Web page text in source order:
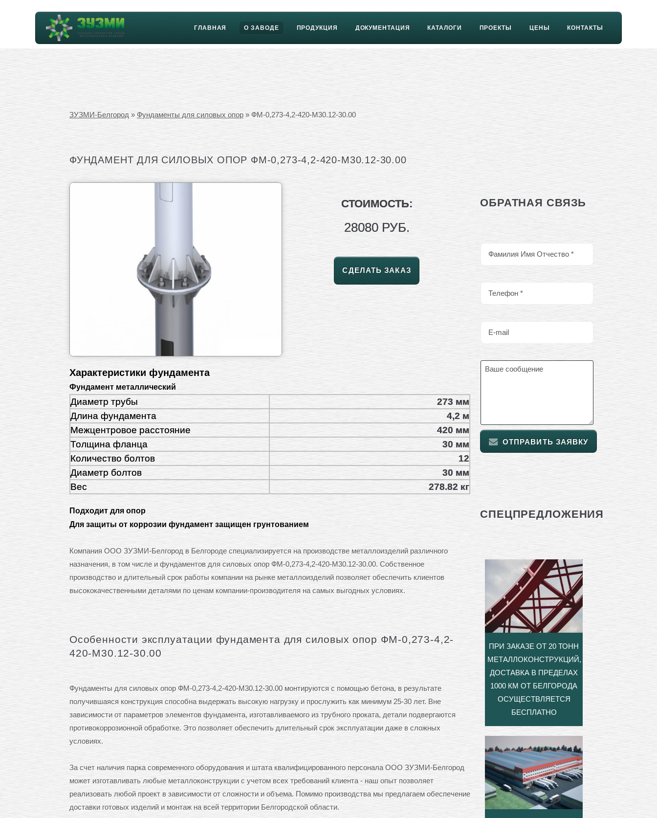
ГЛАВНАЯ О ЗАВОДЕ ПРОДУКЦИЯ ДОКУМЕНТАЦИЯ КАТАЛОГИ ПРОЕКТЫ ЦЕНЫ КОНТАКТЫ
ЗУЗМИ-Белгород » Фундаменты для силовых опор » ФМ-0,273-4,2-420-М30.12-30.00
ФУНДАМЕНТ ДЛЯ СИЛОВЫХ ОПОР ФМ-0,273-4,2-420-М30.12-30.00
СТОИМОСТЬ:
28080 РУБ.
СДЕЛАТЬ ЗАКАЗ
Характеристики фундамента
Фундамент металлический
Диаметр трубы
273 мм
Длина фундамента
4,2 м
Межцентровое расстояние
420 мм
Толщина фланца
30 мм
Количество болтов
12
Диаметр болтов
30 мм
Вес
278.82 кг
Подходит для опор
Для защиты от коррозии фундамент защищен грунтованием
Компания ООО ЗУЗМИ-Белгород в Белгороде специализируется на производстве металлоизделий различного
назначения, в том числе и фундаментов для силовых опор ФМ-0,273-4,2-420-М30.12-30.00. Собственное
производство и длительный срок работы компании на рынке металлоизделий позволяет обеспечить клиентов
высококачественными деталями по ценам компании-производителя на самых выгодных условиях.
Особенности эксплуатации фундамента для силовых опор ФМ-0,273-4,2-
420-М30.12-30.00
Фундаменты для силовых опор ФМ-0,273-4,2-420-М30.12-30.00 монтируются с помощью бетона, в результате
получившаяся конструкция способна выдержать высокую нагрузку и прослужить как минимум 25-30 лет. Вне
зависимости от параметров элементов фундамента, изготавливаемого из трубного проката, детали подвергаются
противокоррозионной обработке. Это позволяет обеспечить длительный срок эксплуатации даже в сложных
условиях.
За счет наличия парка современного оборудования и штата квалифицированного персонала ООО ЗУЗМИ-Белгород
может изготавливать любые металлоконструкции с учетом всех требований клиента - наш опыт позволяет
реализовать любой проект в зависимости от сложности и объема. Помимо производства мы предлагаем обеспечение
доставки готовых изделий и монтаж на всей территории Белгородской области.
ОБРАТНАЯ СВЯЗЬ
ОТПРАВИТЬ ЗАЯВКУ
СПЕЦПРЕДЛОЖЕНИЯ
ПРИ ЗАКАЗЕ ОТ 20 ТОНН
МЕТАЛЛОКОНСТРУКЦИЙ,
ДОСТАВКА В ПРЕДЕЛАХ
1000 КМ ОТ БЕЛГОРОДА
ОСУЩЕСТВЛЯЕТСЯ
БЕСПЛАТНО